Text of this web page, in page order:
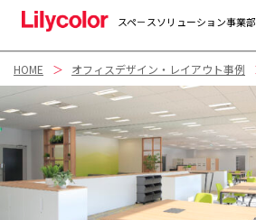
スペ－スソリューション事業部
HOME オフィスデザイン・レイアウト事例